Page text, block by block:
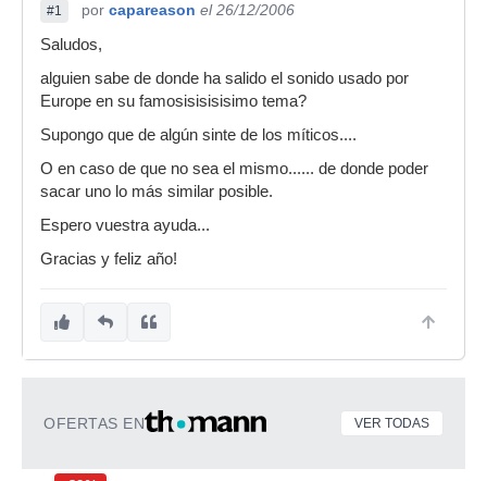
#1 por capareason el 26/12/2006
Saludos,
alguien sabe de donde ha salido el sonido usado por
Europe en su famosisisisisimo tema?
Supongo que de algún sinte de los míticos....
O en caso de que no sea el mismo...... de donde poder
sacar uno lo más similar posible.
Espero vuestra ayuda...
Gracias y feliz año!
OFERTAS EN VER TODAS